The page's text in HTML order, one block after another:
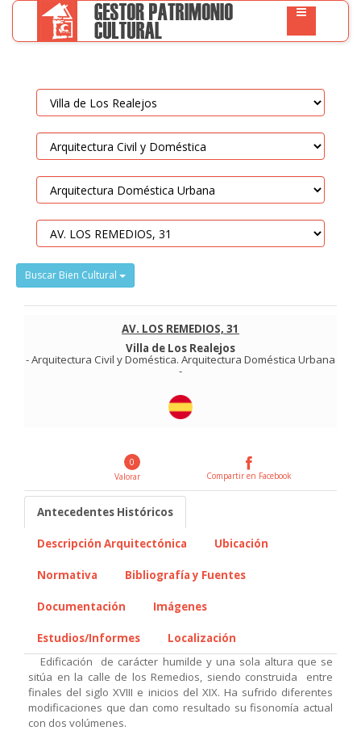
Buscar Bien Cultural
AV. LOS REMEDIOS, 31
Villa de Los Realejos
-Arquitectura Civil y Doméstica. Arquitectura Doméstica Urbana
-
0
Valorar
Compartir en Facebook
Antecedentes Históricos
Descripción Arquitectónica Ubicación
Normativa Bibliografía y Fuentes
Documentación Imágenes
Estudios/Informes
Localización
Edificación de carácter humilde y una sola altura que se
sitúa en la calle de los Remedios, siendo construida entre
finales del siglo XVIII e inicios del XIX. Ha sufrido diferentes
modificaciones que dan como resultado su fisonomía actual
con dos volúmenes.